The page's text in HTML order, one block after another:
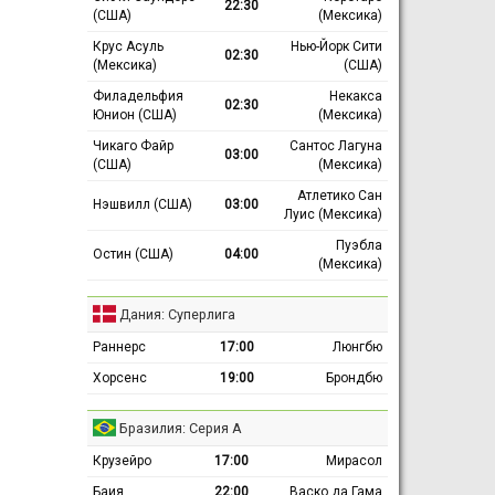
(США)
22:30
(Мексика)
Крус Асуль
(Мексика)
02:30
Нью-Йорк Сити
(США)
Филадельфия
Юнион (США)
02:30
Некакса
(Мексика)
Чикаго Файр
(США)
03:00
Сантос Лагуна
(Мексика)
Нэшвилл (США) 03:00
Атлетико Сан
Луис (Мексика)
Остин (США) 04:00
Пуэбла
(Мексика)
Дания: Суперлига
Раннерс 17:00
Люнгбю
Хорсенс
19:00 Брондбю
Бразилия: Серия А
Крузейро 17:00
Мирасол
Баия
22:00 Васко да Гама